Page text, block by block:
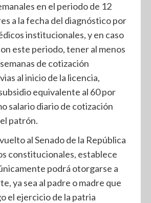
en el periodo de 12
a la fecha del diagnóstico por
institucionales, y en caso
este periodo, tener al menos
de cotización
al inicio de la licencia,
equivalente al 60 por
salario diario de cotización
patrón.
al Senado de la República
constitucionales, establece
podrá otorgarse a
ya sea al padre o madre que
el ejercicio de la patria